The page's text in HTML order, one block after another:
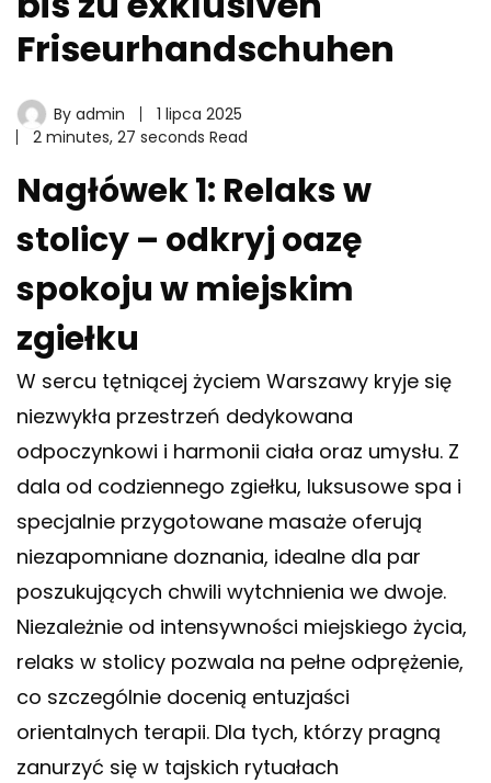
Friseurhandschuhen
By admin
1 lipca 2025
2 minutes, 27 seconds Read
Nagłówek 1: Relaks w
stolicy – odkryj oazę
spokoju w miejskim
zgiełku
W sercu tętniącej życiem Warszawy kryje się
niezwykła przestrzeń dedykowana
odpoczynkowi i harmonii ciała oraz umysłu. Z
dala od codziennego zgiełku, luksusowe spa i
specjalnie przygotowane masaże oferują
niezapomniane doznania, idealne dla par
poszukujących chwili wytchnienia we dwoje.
Niezależnie od intensywności miejskiego życia,
relaks w stolicy pozwala na pełne odprężenie,
co szczególnie docenią entuzjaści
orientalnych terapii. Dla tych, którzy pragną
zanurzyć się w tajskich rytuałach